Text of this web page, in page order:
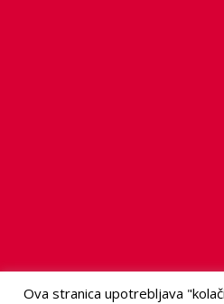
Ova stranica upotrebljava